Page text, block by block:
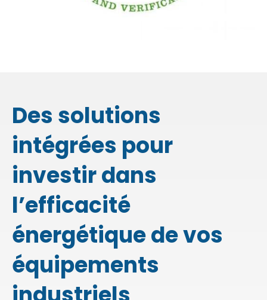
Des solutions
intégrées pour
investir dans
l’efficacité
énergétique de vos
équipements